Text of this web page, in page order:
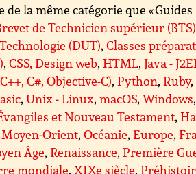
la même catégorie que « Guides
de Technicien supérieur (BTS)
(DUT),Classes
,CSS, Design web,HTML,Java -
C#, Objective-C),Python,Ruby,
,Unix - Linux,macOS,Windows,
et Nouveau Testament,
Moyen-Orient,Océanie,Europe,
Âge,Renaissance,Première
mondiale,XIXe siècle,